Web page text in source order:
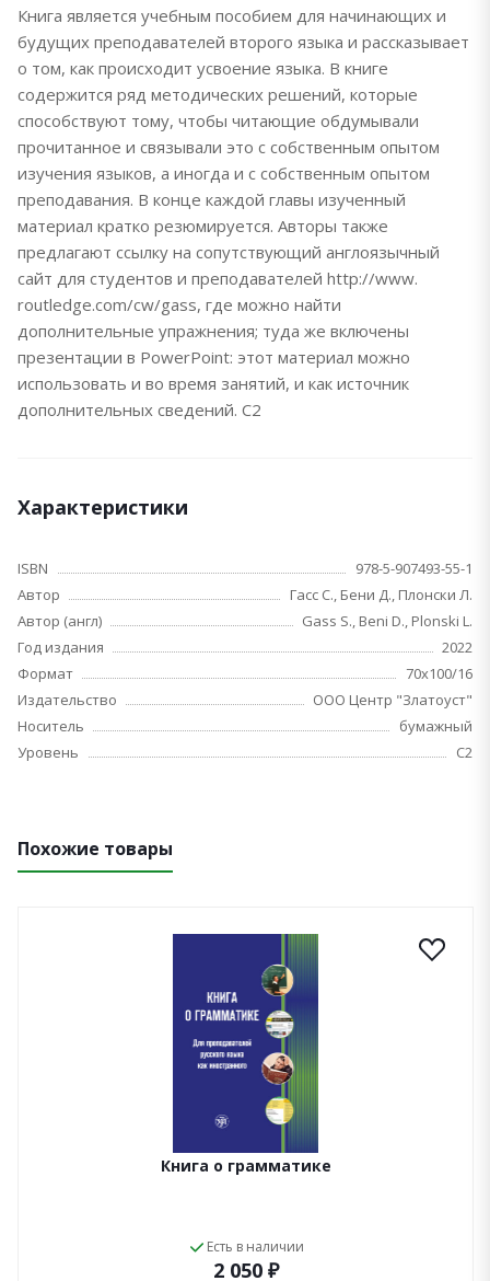
Книга является учебным пособием для начинающих и
будущих преподавателей второго языка и рассказывает
о том, как происходит усвоение языка. В книге
содержится ряд методических решений, которые
способствуют тому, чтобы читающие обдумывали
прочитанное и связывали это с собственным опытом
изучения языков, а иногда и с собственным опытом
преподавания. В конце каждой главы изученный
материал кратко резюмируется. Авторы также
предлагают ссылку на сопутствующий англоязычный
сайт для студентов и преподавателей http://www.
routledge.com/cw/gass, где можно найти
дополнительные упражнения; туда же включены
презентации в PowerPoint: этот материал можно
использовать и во время занятий, и как источник
дополнительных сведений. С2
Характеристики
ISBN
978-5-907493-55-1
Автор
Гасс С., Бени Д., Плонски Л.
Автор (англ)
Gass S., Beni D., Plonski L.
Год издания
2022
Формат
70x100/16
Издательство
ООО Центр "Златоуст"
Носитель
бумажный
Уровень
C2
Похожие товары
Книга о грамматике
Есть в наличии
2 050 ₽